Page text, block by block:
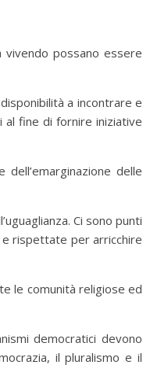
vivendo possano essere
a incontrare e
fine di fornire iniziative
delle
Ci sono punti
rispettate per arricchire
le comunità religiose ed
democratici devono
il pluralismo e il